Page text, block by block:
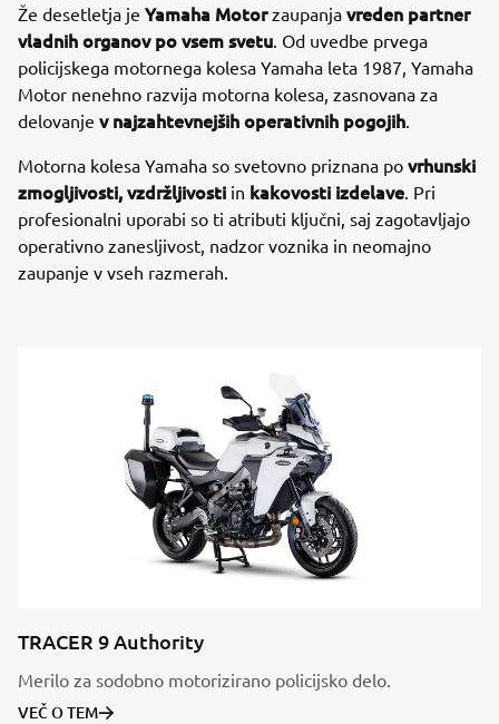
Že desetletja je Yamaha Motorzaupanja vreden partner
vladnih organov po vsem svetu. Od uvedbe prvega
policijskega motornega kolesa Yamaha leta 1987, Yamaha
Motor nenehno razvija motorna kolesa, zasnovana za
delovanje v najzahtevnejših operativnih pogojih.
Motorna kolesa Yamaha so svetovno priznana po vrhunski
zmogljivosti, vzdržljivosti in kakovosti izdelave. Pri
profesionalni uporabi so ti atributi ključni, saj zagotavljajo
operativno zanesljivost, nadzor voznika in neomajno
zaupanje v vseh razmerah.
TRACER 9 Authority
Merilo za sodobno motorizirano policijsko delo.
VEČ O TEM